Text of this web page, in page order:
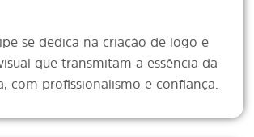
se dedica na criação de logo e
que transmitam a essência da
com profissionalismo e confiança.